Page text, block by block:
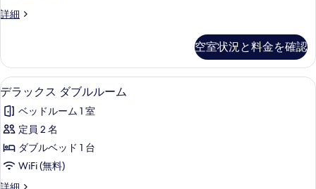
り
条
件
ダ
ル
ル
ー
ム
の
す
べ
詳細
ス
ア
ダ
ブ
ル
ー
の
詳
空室状況と料金を確認
デ
ラ
ッ
ク
ス
デラックス ダブルルーム | セーフテ
2
デラックス ダブルルーム
ベッドルーム 1 室
定員 2 名
ダブルベッド 1 台
WiFi (無料)
デ